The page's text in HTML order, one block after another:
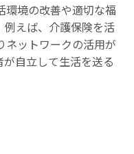
環境の改善や適切な福
例えば、介護保険を活
ネットワークの活用が
自立して生活を送る